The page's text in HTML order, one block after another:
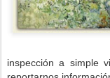
inspección a simple